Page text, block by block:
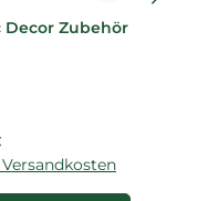
Decor Zubehör
Preis: